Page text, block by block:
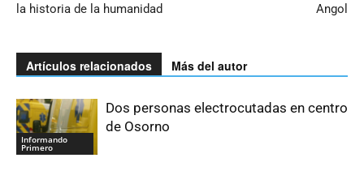
la historia de la humanidad
Angol
Artículos relacionados Más del autor
Informando
Primero
Dos personas electrocutadas en centro
de Osorno